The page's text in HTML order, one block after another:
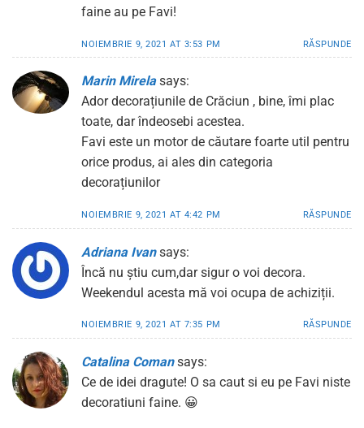
faine au pe Favi!
NOIEMBRIE 9, 2021 AT 3:53 PM RĂSPUNDE
Marin Mirela says:
Ador decorațiunile de Crăciun , bine, îmi plac
toate, dar îndeosebi acestea.
Favi este un motor de căutare foarte util pentru
orice produs, ai ales din categoria
decorațiunilor
NOIEMBRIE 9, 2021 AT 4:42 PM RĂSPUNDE
Adriana Ivan says:
Încă nu știu cum,dar sigur o voi decora.
Weekendul acesta mă voi ocupa de achiziții.
NOIEMBRIE 9, 2021 AT 7:35 PM RĂSPUNDE
Catalina Coman says:
Ce de idei dragute! O sa caut si eu pe Favi niste
decoratiuni faine. 😀